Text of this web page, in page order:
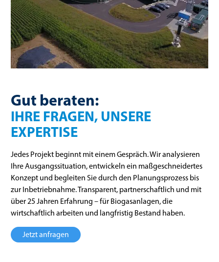
Gut beraten:
IHRE FRAGEN, UNSERE
EXPERTISE
Jedes Projekt beginnt mit einem Gespräch. Wir analysieren
Ihre Ausgangssituation, entwickeln ein maßgeschneidertes
Konzept und begleiten Sie durch den Planungsprozess bis
zur Inbetriebnahme. Transparent, partnerschaftlich und mit
über 25 Jahren Erfahrung – für Biogasanlagen, die
wirtschaftlich arbeiten und langfristig Bestand haben.
Jetzt anfragen